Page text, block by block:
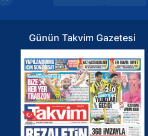
Günün Takvim Gazetesi